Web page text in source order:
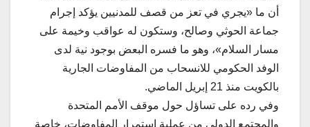
أن ما «يجري في تعز من قصف للمدنيين يؤكد إجرام
جماعة الحوثي وصالح، وستكون له عواقب وخيمة على
مسار السلام»، وهو ما فسره البعض بوجود نية لدى
الوفد الحكومي للانسحاب من المفاوضات الجارية
بالكويت منذ 21 إبريل الماضي.
وفي رده على تساؤل حول موقف الأمم المتحدة
والمجتمع الدولي من عملية استمرار المفاوضات، خاصة